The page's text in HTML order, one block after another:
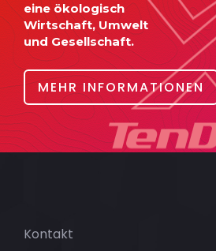
eine ökologisch
Wirtschaft, Umwelt
und Gesellschaft.
MEHR INFORMATIONEN
Kontakt